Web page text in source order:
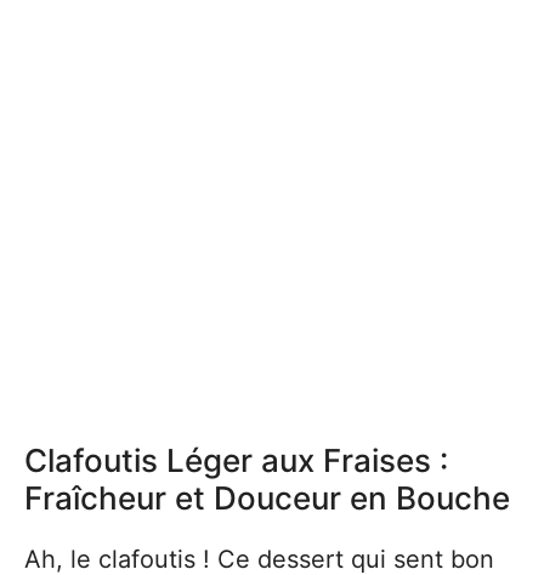
Clafoutis Léger aux Fraises :
Fraîcheur et Douceur en Bouche
Ah, le clafoutis ! Ce dessert qui sent bon